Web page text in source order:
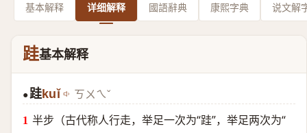
基本解释 详细解释 國語辭典 康熙字典 说文解
跬基本解释
●跬kuǐ ㄎㄨㄟˇ
半步（古代称人行走，举足一次为“跬”，举足两次为“